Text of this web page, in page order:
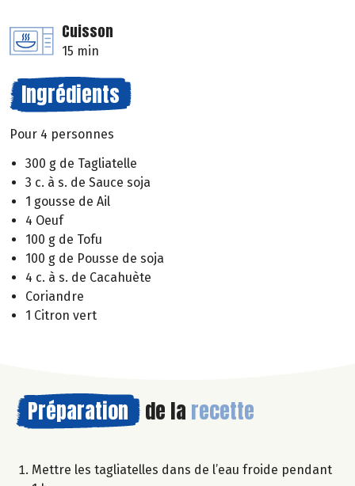
Cuisson
15 min
Ingrédients
Pour 4 personnes
300 g de Tagliatelle
3 c. à s. de Sauce soja
1 gousse de Ail
4 Oeuf
100 g de Tofu
100 g de Pousse de soja
4 c. à s. de Cacahuète
Coriandre
1 Citron vert
Préparation de la recette
Mettre les tagliatelles dans de l’eau froide pendant